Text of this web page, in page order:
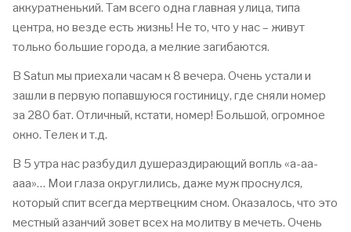
аккуратненький. Там всего одна главная улица, типа
центра, но везде есть жизнь! Не то, что у нас – живут
только большие города, а мелкие загибаются.
В Satun мы приехали часам к 8 вечера. Очень устали и
зашли в первую попавшуюся гостиницу, где сняли номер
за 280 бат. Отличный, кстати, номер! Большой, огромное
окно. Телек и т.д.
В 5 утра нас разбудил душераздирающий вопль «а-аа-
ааа»… Мои глаза округлились, даже муж проснулся,
который спит всегда мертвецким сном. Оказалось, что это
местный азанчий зовет всех на молитву в мечеть. Очень